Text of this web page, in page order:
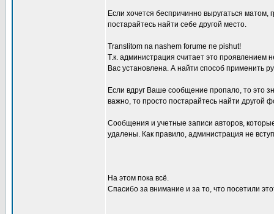
Если хочется беспричинно выругаться матом,
постарайтесь найти себе другой место.
Translitom na nashem forume ne pishut!
Т.к. администрация считает это проявлением
Вас установлена. А найти способ применить
Если вдруг Ваше сообщение пропало, то это
важно, то просто постарайтесь найти другой
Сообщения и учетные записи авторов,
удалены. Как правило, администрация не
На этом пока всё.
Спасибо за внимание и за то, что посетили